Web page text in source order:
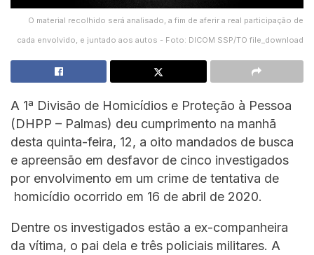
O material recolhido será analisado, a fim de aferir a real participação de
cada envolvido, e juntado aos autos - Foto: DICOM SSP/TO file_download
A 1ª Divisão de Homicídios e Proteção à Pessoa
(DHPP – Palmas) deu cumprimento na manhã
desta quinta-feira, 12, a oito mandados de busca
e apreensão em desfavor de cinco investigados
por envolvimento em um crime de tentativa de
homicídio ocorrido em 16 de abril de 2020.
Dentre os investigados estão a ex-companheira
da vítima, o pai dela e três policiais militares. A